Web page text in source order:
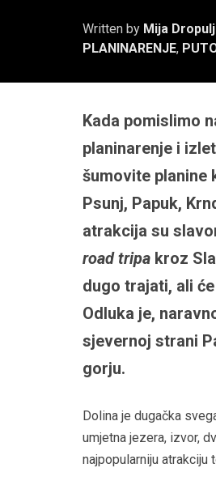
Written by Mija
PLANINARENJE,
Kada pomislimo
planinarenje i
šumovite planine
Psunj, Papuk,
atrakcija su
road tripa kroz
dugo trajati, ali
Odluka je,
sjevernoj strani
gorju.
Dolina je dugačka
umjetna jezera, izvor,
najpopularniju atrakciju